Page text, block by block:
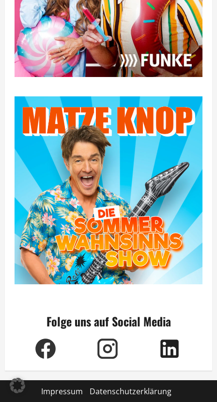
Folge uns auf Social Media
Impressum Datenschutzerklärung